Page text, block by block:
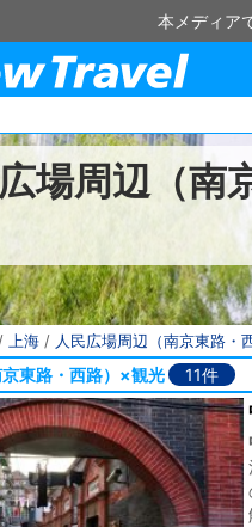
本メディア
場周辺（南
上海 / 人民広場周辺（南京東路・
東路・西路）×観光 11件